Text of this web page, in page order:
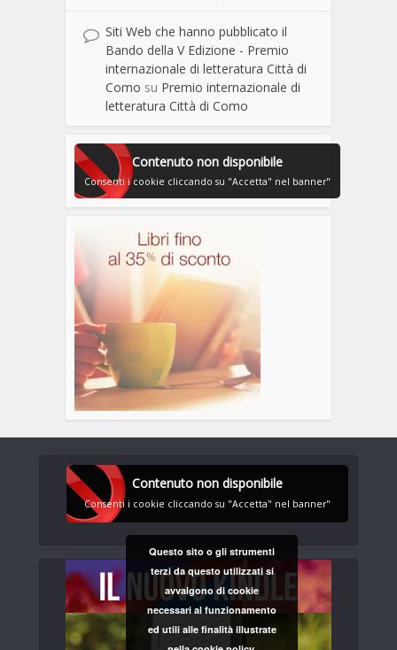
Siti Web che hanno pubblicato il
Bando della V Edizione - Premio
internazionale di letteratura Città di
Como su Premio internazionale di
letteratura Città di Como
Contenuto non disponibile
Consenti i cookie cliccando su "Accetta" nel banner"
Contenuto non disponibile
Consenti i cookie cliccando su "Accetta" nel banner"
Questo sito o gli strumenti
terzi da questo utilizzati si
avvalgono di cookie
necessari al funzionamento
ed utili alle finalità illustrate